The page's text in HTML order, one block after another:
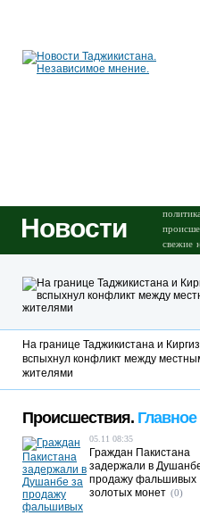
Новости политика
свежие
На границе Таджикистана и
вспыхнул конфликт между
жителями
Происшествия. Главное
05.11 08:35
Граждан Пакистана
задержали в
продажу фальшивых
золотых монет (0)